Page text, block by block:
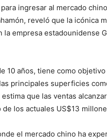
ingresar al mercado
reveló que la icónica
empresa estadounidense
10 años, tiene como
principales superficies
que las ventas
los actuales US$13
el mercado chino ha